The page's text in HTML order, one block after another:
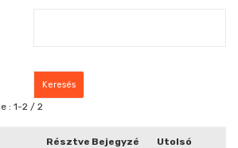
: 1-2 / 2
Résztve Bejegyzé
Utolsó